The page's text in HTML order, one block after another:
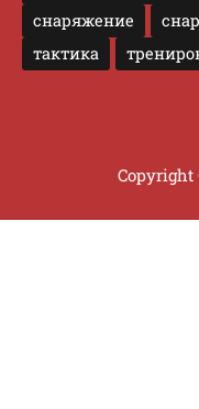
снаряжение
тактика
Copyright